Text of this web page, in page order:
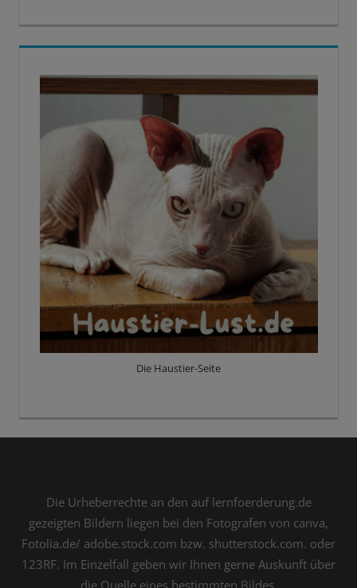
Die Haustier-Seite
Die Urheberrechte an den auf lernfoerderung.de
gezeigten Bildern liegen bei den Fotografen von canva,
Fotolia.de/ adobe.stock.com bzw. shutterstock.com. oder
123RF. Im Einzelfall geben wir Ihnen gerne Auskunft über
die Quelle eines bestimmten Bildes.